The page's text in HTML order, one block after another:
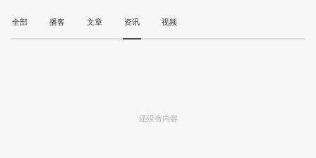
全部 播客 文章 资讯 视频
还没有内容